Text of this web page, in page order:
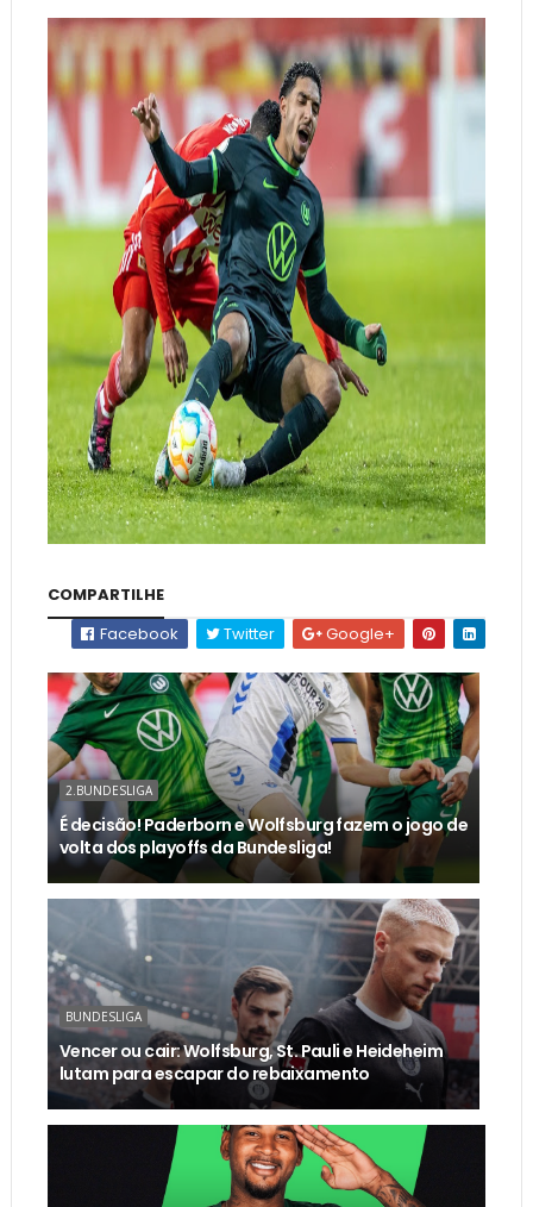
COMPARTILHE
Facebook
Twitter Google+
2.BUNDESLIGA
É decisão! Paderborn e Wolfsburg fazem o jogo de
volta dos playoffs da Bundesliga!
BUNDESLIGA
Vencer ou cair: Wolfsburg, St. Pauli e Heideheim
lutam para escapar do rebaixamento